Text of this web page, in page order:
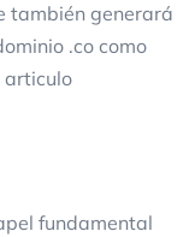
también generará
.co como
articulo
fundamental